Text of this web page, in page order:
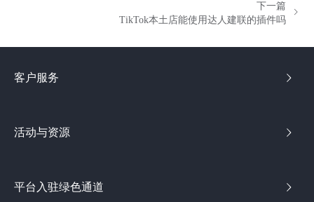
下一篇
TikTok本土店能使用达人建联的插件吗
客户服务
活动与资源
平台入驻绿色通道